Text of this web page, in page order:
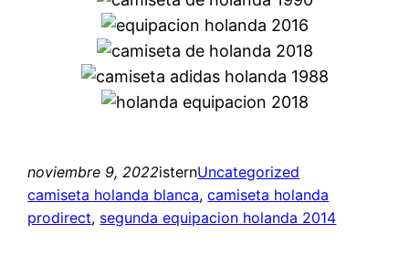
noviembre 9, 2022isternUncategorized
camiseta holanda blanca, camiseta holanda
prodirect, segunda equipacion holanda 2014